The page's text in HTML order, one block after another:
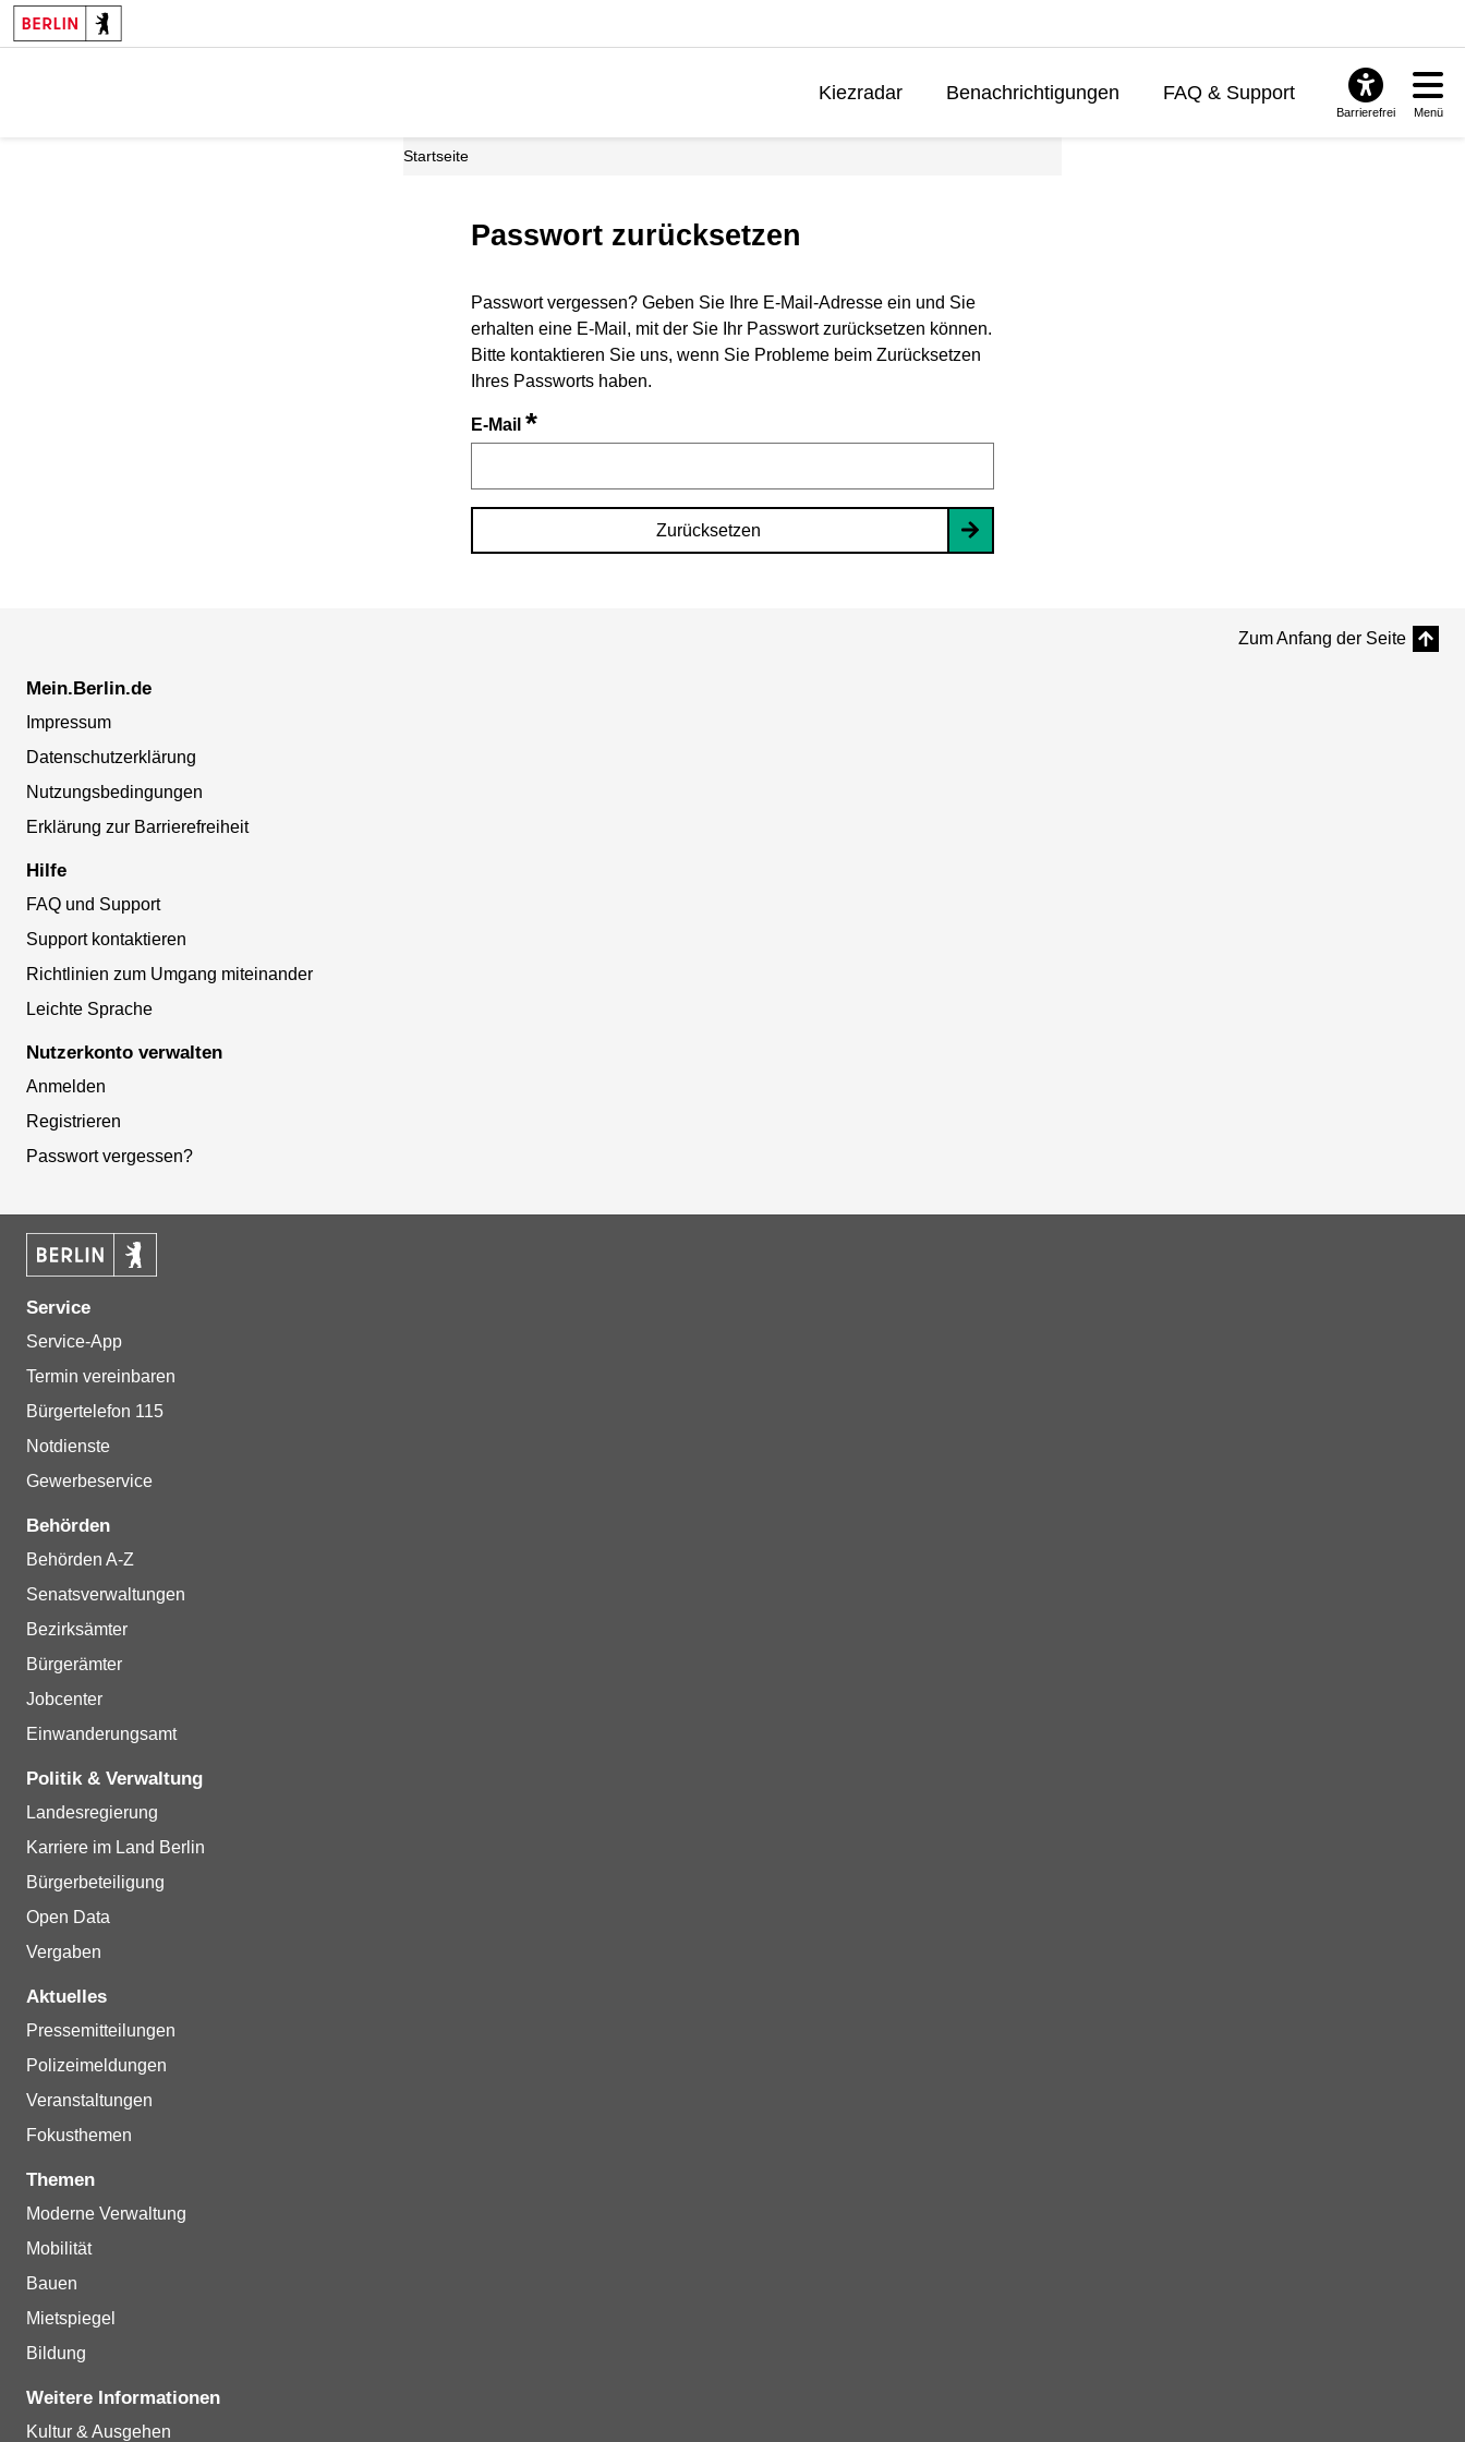
Kiezradar Benachrichtigungen FAQ & Support
Barrierefrei Menü
Startseite
Passwort zurücksetzen
Passwort vergessen? Geben Sie Ihre E-Mail-Adresse ein und Sie
erhalten eine E-Mail, mit der Sie Ihr Passwort zurücksetzen können.
Bitte kontaktieren Sie uns, wenn Sie Probleme beim Zurücksetzen
Ihres Passworts haben.
E-Mail *
Zurücksetzen
Zum Anfang der Seite
Mein.Berlin.de
Impressum
Datenschutzerklärung
Nutzungsbedingungen
Erklärung zur Barrierefreiheit
Hilfe
FAQ und Support
Support kontaktieren
Richtlinien zum Umgang miteinander
Leichte Sprache
Nutzerkonto verwalten
Anmelden
Registrieren
Passwort vergessen?
Service
Service-App
Termin vereinbaren
Bürgertelefon 115
Notdienste
Gewerbeservice
Behörden
Behörden A-Z
Senatsverwaltungen
Bezirksämter
Bürgerämter
Jobcenter
Einwanderungsamt
Politik & Verwaltung
Landesregierung
Karriere im Land Berlin
Bürgerbeteiligung
Open Data
Vergaben
Aktuelles
Pressemitteilungen
Polizeimeldungen
Veranstaltungen
Fokusthemen
Themen
Moderne Verwaltung
Mobilität
Bauen
Mietspiegel
Bildung
Weitere Informationen
Kultur & Ausgehen